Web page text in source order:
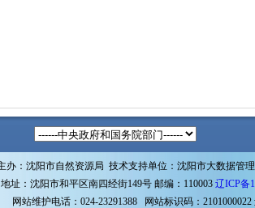
办：沈阳市自然资源局 技术支持单位：沈阳市大数据管
地址：沈阳市和平区南四经街149号 邮编：110003 辽ICP备
网站维护电话：024-23291388 网站标识码：2101000022